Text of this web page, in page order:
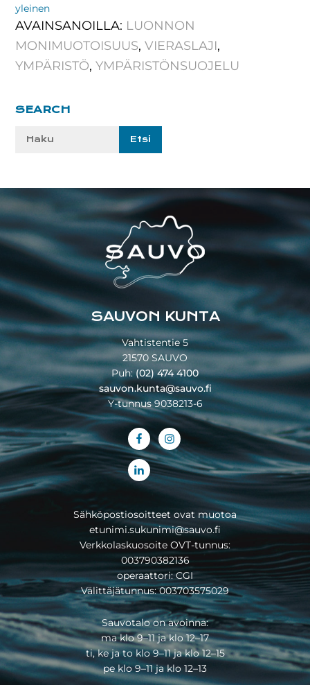
yleinen
AVAINSANOILLA: LUONNON
MONIMUOTOISUUS,VIERASLAJI,
YMPÄRISTÖ,YMPÄRISTÖNSUOJELU
Ensisijainen
SEARCH
Etsi
Footer
SAUVON KUNTA
Vahtistentie 5
21570 SAUVO
Puh:(02) 474 4100
sauvon.kunta@sauvo.fi
Y-tunnus 9038213-6
Sähköpostiosoitteet ovat muotoa
etunimi.sukunimi@sauvo.fi
Verkkolaskuosoite OVT-tunnus:
003790382136
operaattori: CGI
Välittäjätunnus: 003703575029
Sauvotalo on avoinna:
ma klo 9–11 ja klo 12–17
ti, ke ja to klo 9–11 ja klo 12–15
pe klo 9–11 ja klo 12–13